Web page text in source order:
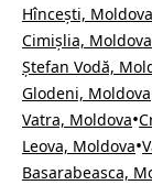
Hîncești, Moldova
Cimișlia, Moldova
Ștefan Vodă,
Glodeni, Moldova
Vatra, Moldova•
Leova, Moldova•
Basarabeasca,